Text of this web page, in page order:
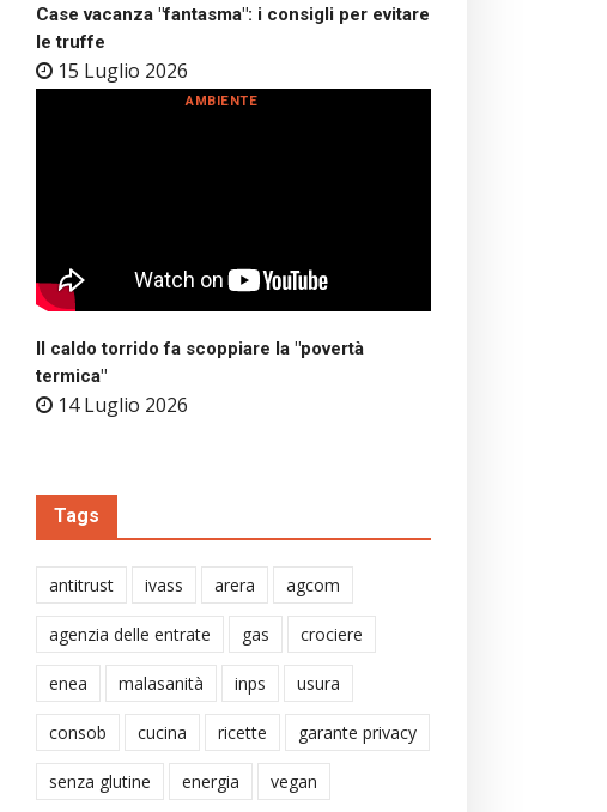
Case vacanza "fantasma": i consigli per evitare
le truffe
15 Luglio 2026
Il caldo torrido fa scoppiare la "povertà
termica"
14 Luglio 2026
AMBIENTE
Tags
antitrust ivass arera agcom
agenzia delle entrate gas crociere
enea malasanità inps usura
consob cucina ricette garante privacy
senza glutine energia vegan